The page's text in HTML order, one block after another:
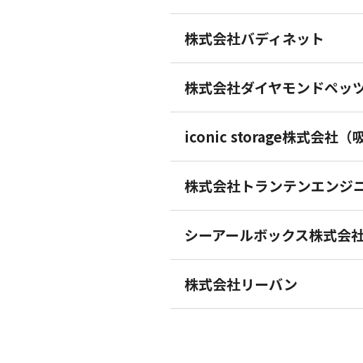
株式会社バディネット
株式会社ダイヤモンドペッ
iconic storage株式会社（
株式会社トランテンエンジ
シーアールボックス株式会
株式会社リーバン